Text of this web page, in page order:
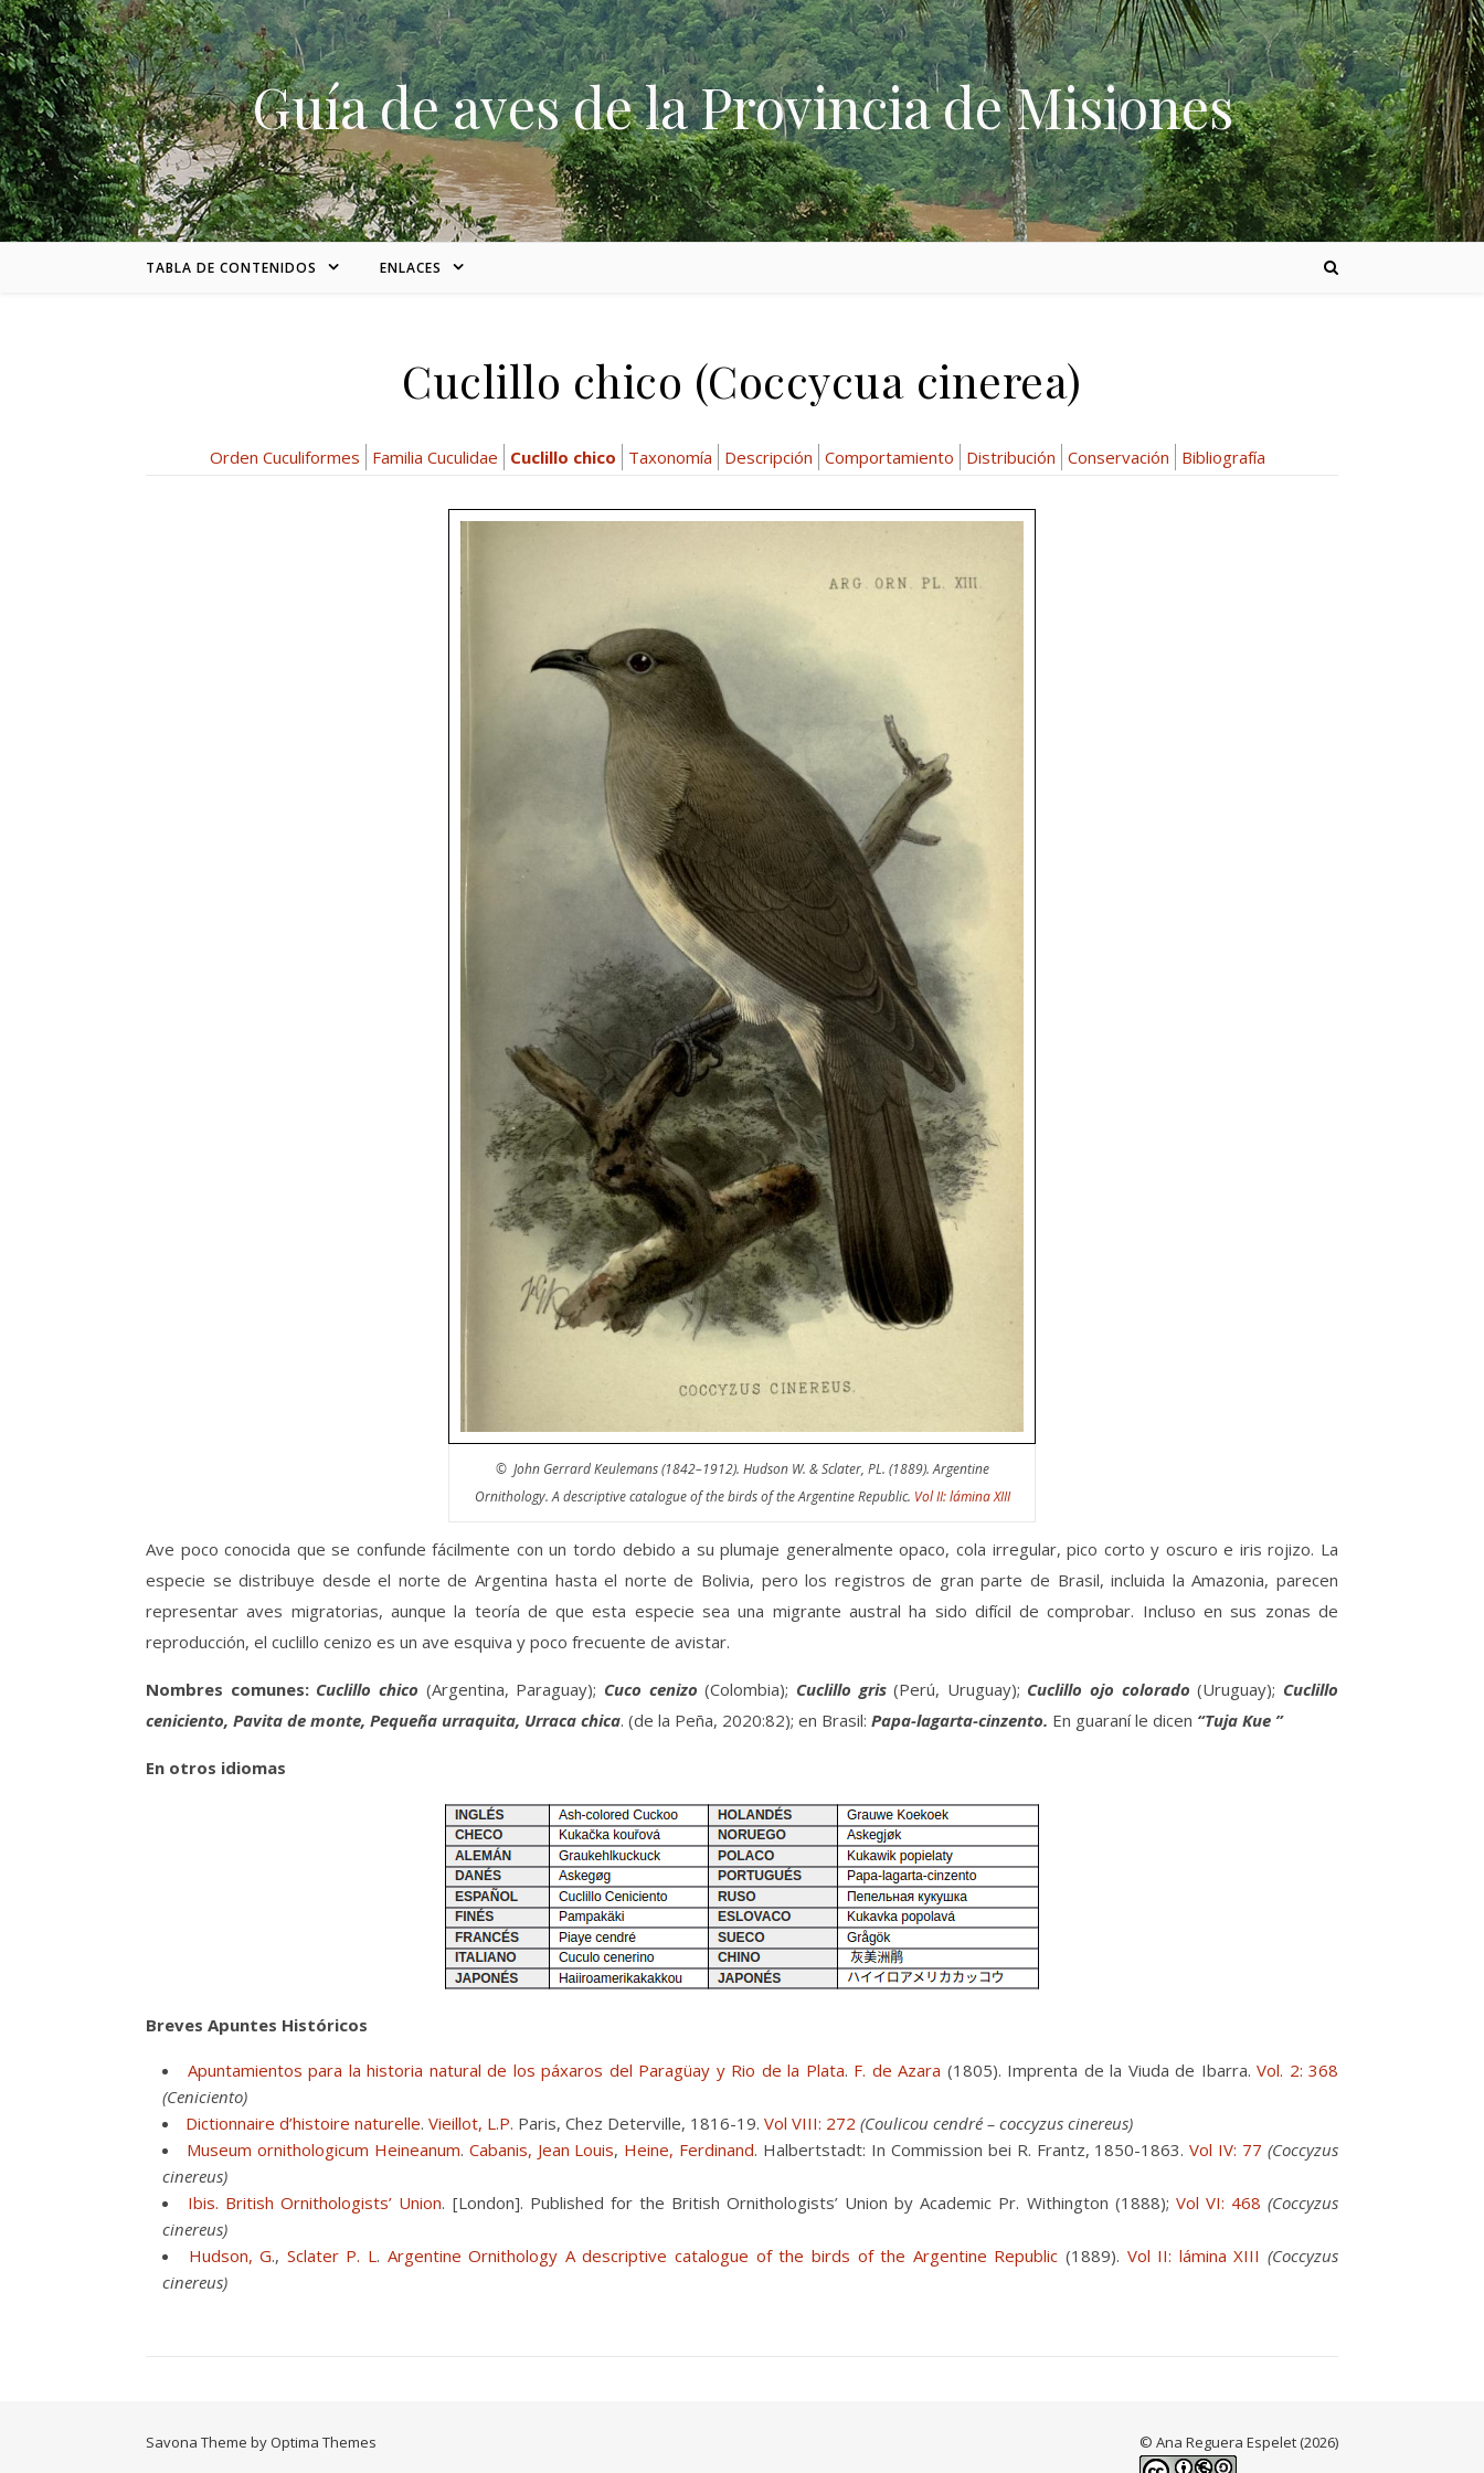
Skip to content
Guía de aves de la Provincia de Misiones
TABLA DE CONTENIDOS ENLACES
Cuclillo chico (Coccycua cinerea)
Orden Cuculiformes Familia Cuculidae Cuclillo chico Taxonomía Descripción Comportamiento Distribución Conservación Bibliografía
© John Gerrard Keulemans (1842–1912). Hudson W. & Sclater, PL. (1889). Argentine
Ornithology. A descriptive catalogue of the birds of the Argentine Republic. Vol II: lámina XIII
Ave poco conocida que se confunde fácilmente con un tordo debido a su plumaje generalmente opaco, cola irregular, pico corto y oscuro e iris rojizo. La
especie se distribuye desde el norte de Argentina hasta el norte de Bolivia, pero los registros de gran parte de Brasil, incluida la Amazonia, parecen
representar aves migratorias, aunque la teoría de que esta especie sea una migrante austral ha sido difícil de comprobar. Incluso en sus zonas de
reproducción, el cuclillo cenizo es un ave esquiva y poco frecuente de avistar.
Nombres comunes: Cuclillo chico (Argentina, Paraguay); Cuco cenizo (Colombia); Cuclillo gris(Perú, Uruguay); Cuclillo ojo colorado (Uruguay); Cuclillo
ceniciento, Pavita de monte, Pequeña urraquita, Urraca chica. (de la Peña, 2020:82); en Brasil: Papa-lagarta-cinzento. En guaraní le dicen “Tuja Kue ”
En otros idiomas
Breves Apuntes Históricos
Apuntamientos para la historia natural de los páxaros del Paragüay y Rio de la Plata. F. de Azara (1805). Imprenta de la Viuda de Ibarra. Vol. 2: 368
(Ceniciento)
Dictionnaire d’histoire naturelle. Vieillot, L.P. Paris, Chez Deterville, 1816-19. Vol VIII: 272 (Coulicou cendré – coccyzus cinereus)
Museum ornithologicum Heineanum. Cabanis, Jean Louis, Heine, Ferdinand. Halbertstadt: In Commission bei R. Frantz, 1850-1863.Vol IV: 77 (Coccyzus
cinereus)
Ibis. British Ornithologists’ Union. [London]. Published for the British Ornithologists’ Union by Academic Pr. Withington (1888); Vol VI: 468 (Coccyzus
cinereus)
Hudson, G., Sclater P. L. Argentine Ornithology A descriptive catalogue of the birds of the Argentine Republic (1889). Vol II: lámina XIII(Coccyzus
cinereus)
© Ana Reguera Espelet (2026)
Savona Theme by Optima Themes